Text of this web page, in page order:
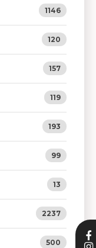
1146
120
157
119
193
99
13
2237
500